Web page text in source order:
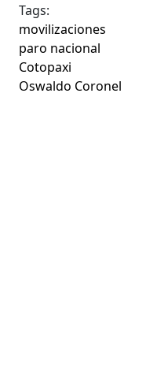
Tags:
movilizaciones
paro nacional
Cotopaxi
Oswaldo Coronel